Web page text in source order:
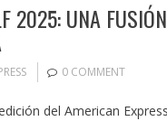
2025: UNA
0 COMMENT
del American Express